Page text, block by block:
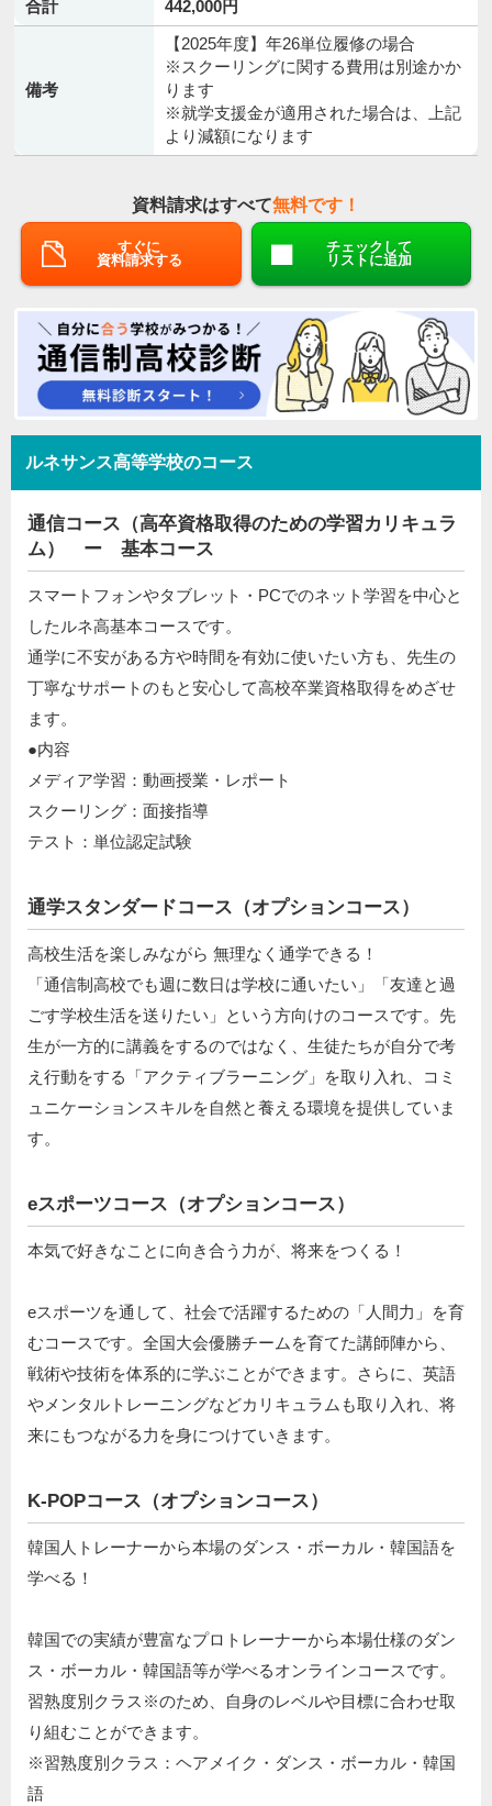
合計
442,000円
備考
【2025年度】年26単位履修の場合
※スクーリングに関する費用は別途かか
ります
※就学支援金が適用された場合は、上記
より減額になります
資料請求はすべて無料です！
すぐに
資料請求する
チェックして
リストに追加
ルネサンス高等学校のコース
通信コース（高卒資格取得のための学習カリキュラ
ム） ー 基本コース
スマートフォンやタブレット・PCでのネット学習を中心と
したルネ高基本コースです。
通学に不安がある方や時間を有効に使いたい方も、先生の
丁寧なサポートのもと安心して高校卒業資格取得をめざせ
ます。
●内容
メディア学習：動画授業・レポート
スクーリング：面接指導
テスト：単位認定試験
通学スタンダードコース（オプションコース）
高校生活を楽しみながら 無理なく通学できる！
「通信制高校でも週に数日は学校に通いたい」「友達と過
ごす学校生活を送りたい」という方向けのコースです。先
生が一方的に講義をするのではなく、生徒たちが自分で考
え行動をする「アクティブラーニング」を取り入れ、コミ
ュニケーションスキルを自然と養える環境を提供していま
す。
eスポーツコース（オプションコース）
本気で好きなことに向き合う力が、将来をつくる！
eスポーツを通して、社会で活躍するための「人間力」を育
むコースです。全国大会優勝チームを育てた講師陣から、
戦術や技術を体系的に学ぶことができます。さらに、英語
やメンタルトレーニングなどカリキュラムも取り入れ、将
来にもつながる力を身につけていきます。
K-POPコース（オプションコース）
韓国人トレーナーから本場のダンス・ボーカル・韓国語を
学べる！
韓国での実績が豊富なプロトレーナーから本場仕様のダン
ス・ボーカル・韓国語等が学べるオンラインコースです。
習熟度別クラス※のため、自身のレベルや目標に合わせ取
り組むことができます。
※習熟度別クラス：ヘアメイク・ダンス・ボーカル・韓国
語